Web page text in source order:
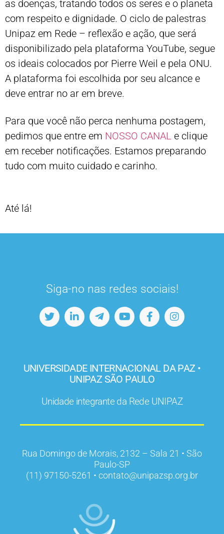
as doenças, tratando todos os seres e o planeta
com respeito e dignidade. O ciclo de palestras
Unipaz em Rede – reflexão e ação, que será
disponibilizado pela plataforma YouTube, segue
os ideais colocados por Pierre Weil e pela ONU.
A plataforma foi escolhida por seu alcance e
deve entrar no ar em breve.
Para que você não perca nenhuma postagem,
pedimos que entre em NOSSO CANAL e clique
em receber notificações. Estamos preparando
tudo com muito cuidado e carinho.
Até lá!
Siga-no nas redes sociais!
UNIVERSIDADE INTERNACIONAL DA PAZ •
UNIPAZ SÃO PAULO
Unidade integrante da Rede UNIPAZ
Rua Domingo de Morais, 2132 – Sala 21 • São
Paulo-SP
(11) 97150-5261 • contato@unipazsp.org.br